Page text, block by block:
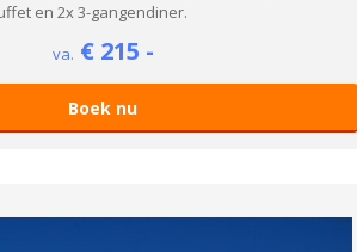
en 2x 3-gangendiner.
va. € 215 -
Boek nu